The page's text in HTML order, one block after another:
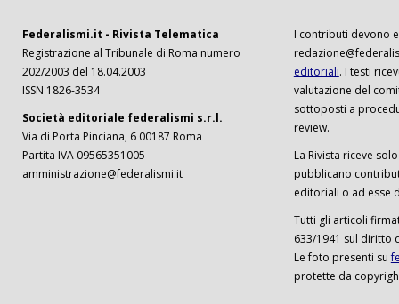
Federalismi.it - Rivista Telematica
Registrazione al Tribunale di Roma numero
202/2003 del 18.04.2003
ISSN 1826-3534
Società editoriale federalismi s.r.l.
Via di Porta Pinciana, 6 00187 Roma
Partita IVA 09565351005
amministrazione@federalismi.it
I contributi devono
editoriali. I testi
valutazione del
sottoposti a
review.
La Rivista riceve
pubblicano
editoriali o ad esse
Tutti gli articoli
633/1941 sul diritto
Le foto presenti su
protette da